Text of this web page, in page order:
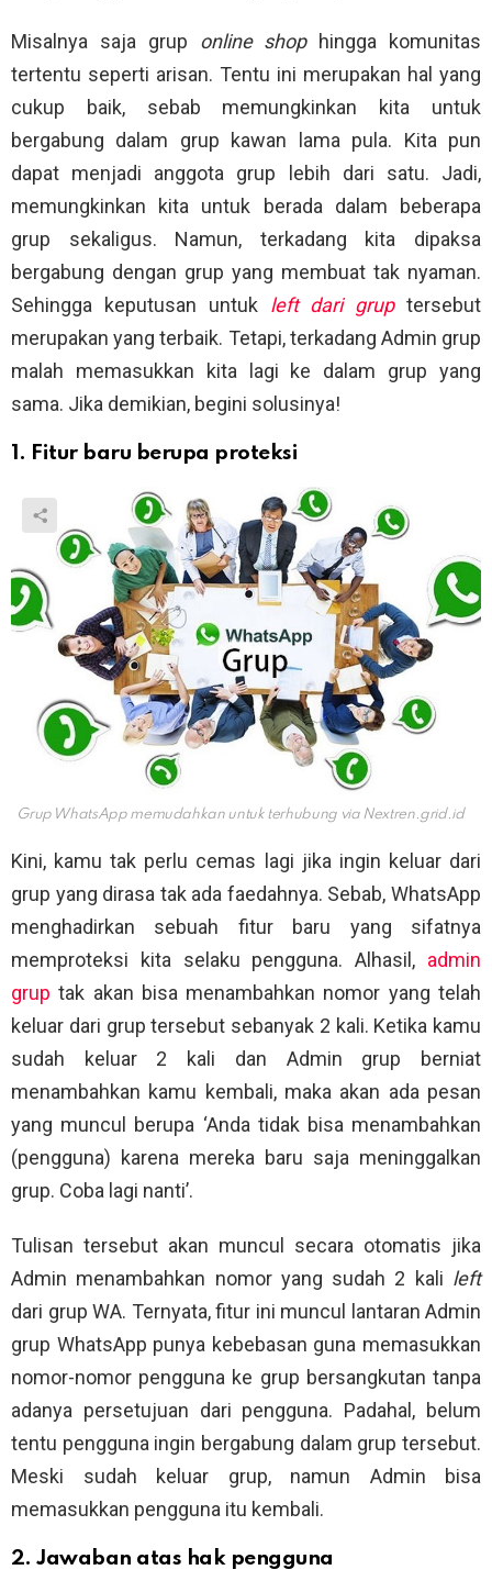
Misalnya saja grup online shop hingga komunitas
tertentu seperti arisan. Tentu ini merupakan hal yang
cukup baik, sebab memungkinkan kita untuk
bergabung dalam grup kawan lama pula. Kita pun
dapat menjadi anggota grup lebih dari satu. Jadi,
memungkinkan kita untuk berada dalam beberapa
grup sekaligus. Namun, terkadang kita dipaksa
bergabung dengan grup yang membuat tak nyaman.
Sehingga keputusan untuk left dari gruptersebut
merupakan yang terbaik. Tetapi, terkadang Admin grup
malah memasukkan kita lagi ke dalam grup yang
sama. Jika demikian, begini solusinya!
1. Fitur baru berupa proteksi
Grup WhatsApp memudahkan untuk terhubung via Nextren.grid.id
Kini, kamu tak perlu cemas lagi jika ingin keluar dari
grup yang dirasa tak ada faedahnya. Sebab, WhatsApp
menghadirkan sebuah fitur baru yang sifatnya
memproteksi kita selaku pengguna. Alhasil, admin
grup tak akan bisa menambahkan nomor yang telah
keluar dari grup tersebut sebanyak 2 kali. Ketika kamu
sudah keluar 2 kali dan Admin grup berniat
menambahkan kamu kembali, maka akan ada pesan
yang muncul berupa ‘Anda tidak bisa menambahkan
(pengguna) karena mereka baru saja meninggalkan
grup. Coba lagi nanti’.
Tulisan tersebut akan muncul secara otomatis jika
Admin menambahkan nomor yang sudah 2 kali left
dari grup WA. Ternyata, fitur ini muncul lantaran Admin
grup WhatsApp punya kebebasan guna memasukkan
nomor-nomor pengguna ke grup bersangkutan tanpa
adanya persetujuan dari pengguna. Padahal, belum
tentu pengguna ingin bergabung dalam grup tersebut.
Meski sudah keluar grup, namun Admin bisa
memasukkan pengguna itu kembali.
2. Jawaban atas hak pengguna